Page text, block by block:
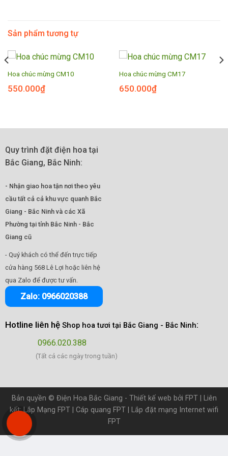
Sản phẩm tương tự
Hoa chúc mừng CM10
550.000₫
Hoa chúc mừng CM17
650.000₫
Quy trình đặt điện hoa tại
Bắc Giang, Bắc Ninh:
- Nhận giao hoa tận nơi theo yêu
cầu tất cả cả khu vực quanh Bắc
Giang - Bắc Ninh và các Xã
Phường tại tỉnh Bắc Ninh - Bắc
Giang cũ
- Quý khách có thể đến trực tiếp
cửa hàng 568 Lê Lợi hoặc liên hệ
qua Zalo để được tư vấn.
Zalo: 0966020388
Hotline liên hệ Shop hoa tươi tại Bắc Giang - Bắc Ninh:
0966.020.388
(Tất cả các ngày trong tuần)
Bản quyền © Điện Hoa Bắc Giang - Thiết kế web bởi FPT| Liên
kết:Lắp Mạng FPT Cáp quang FPT
Lắp đặt mạng Internet wifi
FPT